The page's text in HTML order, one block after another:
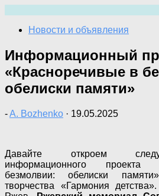
содержимому
Новости и объявления
Информационный
«Красноречивые в
обелиски памяти»
-A. Bozhenko · 19.05.2025
Давайте откроем
информационного проекта
безмолвии: обелиски
творчества «Гармония